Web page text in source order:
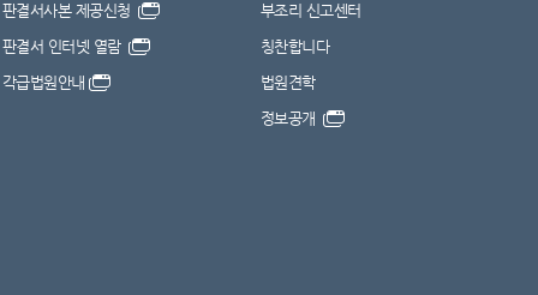
판결서사본 제공신청
판결서 인터넷 열람
각급법원안내
부조리 신고센터
칭찬합니다
법원견학
정보공개